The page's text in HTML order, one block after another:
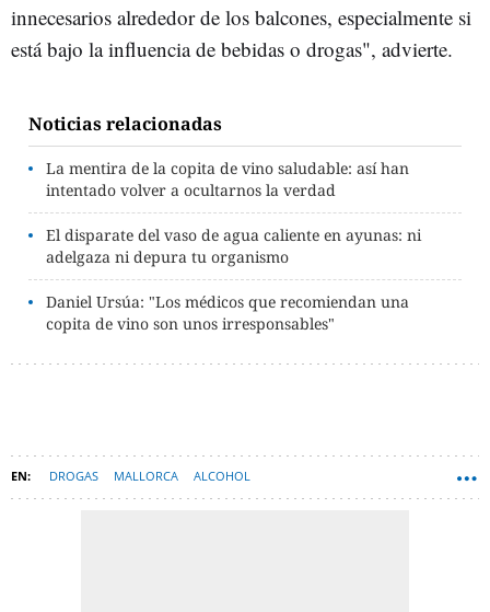
innecesarios alrededor de los balcones, especialmente si
está bajo la influencia de bebidas o drogas", advierte.
Noticias relacionadas
La mentira de la copita de vino saludable: así han
intentado volver a ocultarnos la verdad
El disparate del vaso de agua caliente en ayunas: ni
adelgaza ni depura tu organismo
Daniel Ursúa: "Los médicos que recomiendan una
copita de vino son unos irresponsables"
DROGAS MALLORCA ALCOHOL